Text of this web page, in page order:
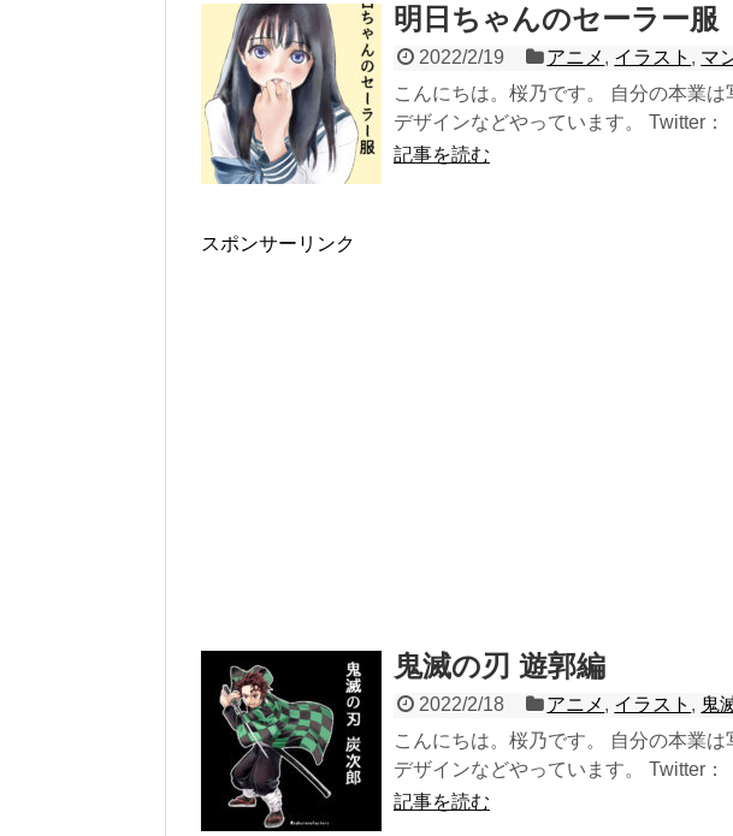
明日ちゃんのセーラー服
2022/2/19 アニメ , イラスト , マ
こんにちは。桜乃です。 自分の本業は
デザインなどやっています。 Twitter：
記事を読む
スポンサーリンク
鬼滅の刃 遊郭編
2022/2/18 アニメ , イラスト , 鬼
こんにちは。桜乃です。 自分の本業は
デザインなどやっています。 Twitter：
記事を読む